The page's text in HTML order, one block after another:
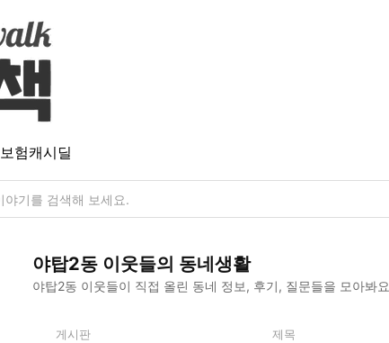
보험캐시딜
야탑2동 이웃들의 동네생활
야탑2동 이웃들이 직접 올린 동네 정보, 후기, 질문들을 모아봐요
게시판 제목